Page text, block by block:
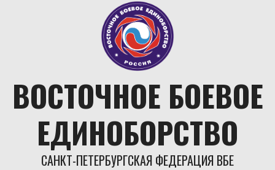
ВОСТОЧНОЕ БОЕВОЕ
ЕДИНОБОРСТВО
САНКТ-ПЕТЕРБУРГСКАЯ ФЕДЕРАЦИЯ ВБЕ